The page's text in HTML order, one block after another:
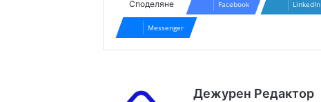
Споделяне Facebook LinkedIn
Messenger
Дежурен Редактор